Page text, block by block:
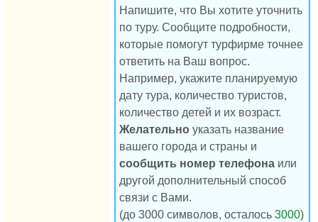
Напишите, что Вы хотите уточнить
по туру. Сообщите подробности,
которые помогут турфирме точнее
ответить на Ваш вопрос.
Например, укажите планируемую
дату тура, количество туристов,
количество детей и их возраст.
Желательно указать название
вашего города и страны и
сообщить номер телефона или
другой дополнительный способ
связи с Вами.
(до 3000 символов, осталось 3000)